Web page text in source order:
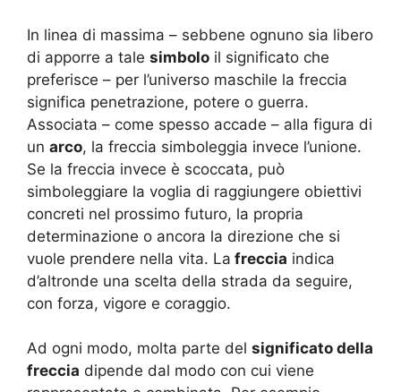
In linea di massima – sebbene ognuno sia libero
di apporre a tale simbolo il significato che
preferisce – per l’universo maschile la freccia
significa penetrazione, potere o guerra.
Associata – come spesso accade – alla figura di
un arco, la freccia simboleggia invece l’unione.
Se la freccia invece è scoccata, può
simboleggiare la voglia di raggiungere obiettivi
concreti nel prossimo futuro, la propria
determinazione o ancora la direzione che si
vuole prendere nella vita. La freccia indica
d’altronde una scelta della strada da seguire,
con forza, vigore e coraggio.
Ad ogni modo, molta parte del significato della
freccia dipende dal modo con cui viene